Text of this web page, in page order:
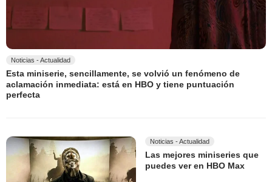
Noticias - Actualidad
Esta miniserie, sencillamente, se volvió un fenómeno de
aclamación inmediata: está en HBO y tiene puntuación
perfecta
Noticias - Actualidad
Las mejores miniseries que
puedes ver en HBO Max